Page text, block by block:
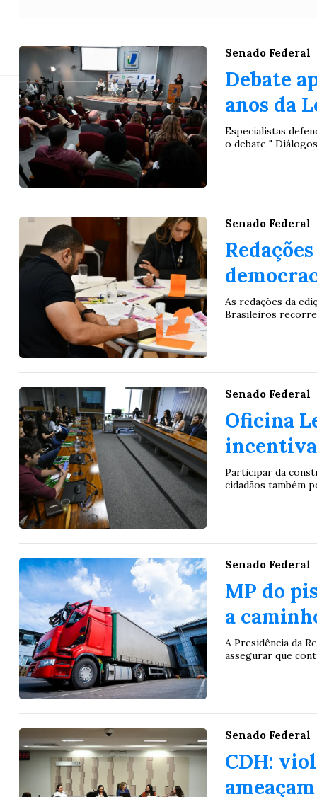
O presidente do Senado, Davi Alcolumbre,
Senado Federal
Debate
anos da
Especialistas
o debate "
Senado Federal
As redações da
Brasileiros
Senado Federal
Oficina
Participar da
cidadãos também
Senado Federal
MP do
a
A Presidência da
assegurar que
Senado Federal
CDH: